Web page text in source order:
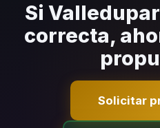
contratiempos.
Si
correcta,
Solicitar